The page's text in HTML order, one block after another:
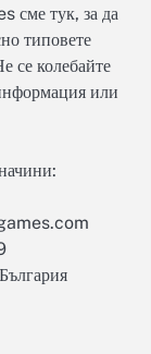
сме тук, за да
типовете
се колебайте
или